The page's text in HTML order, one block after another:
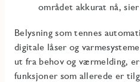
området akkurat nå, sier
Belysning som tennes
digitale låser og
ut fra behov og værmelding,
funksjoner som allerede er